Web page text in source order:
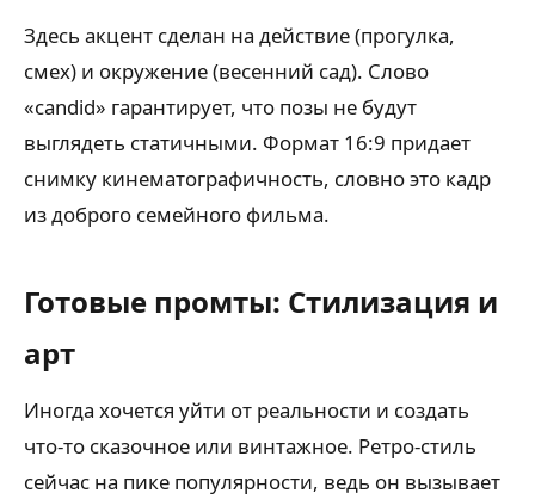
Здесь акцент сделан на действие (прогулка,
смех) и окружение (весенний сад). Слово
«candid» гарантирует, что позы не будут
выглядеть статичными. Формат 16:9 придает
снимку кинематографичность, словно это кадр
из доброго семейного фильма.
Готовые промты: Стилизация и
арт
Иногда хочется уйти от реальности и создать
что-то сказочное или винтажное. Ретро-стиль
сейчас на пике популярности, ведь он вызывает